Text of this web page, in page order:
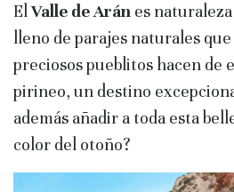
ElValle de Arán es
lleno de parajes naturales
preciosos pueblitos hacen de
pirineo, un destino
además añadir a toda esta
color del otoño?